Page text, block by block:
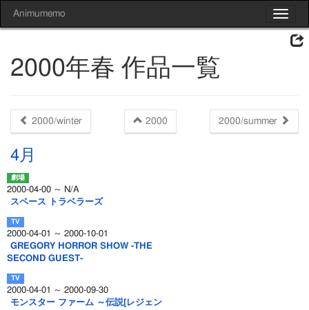
Toggle
Animumemo
2000年春 作品一覧
2000/winter 2000 2000/summer
4月
2000-04-00 ～ N/A
スペース トラベラーズ
2000-04-01 ～ 2000-10-01
GREGORY HORROR SHOW -THE
SECOND GUEST-
2000-04-01 ～ 2000-09-30
モンスター ファーム ～伝説[レジェン